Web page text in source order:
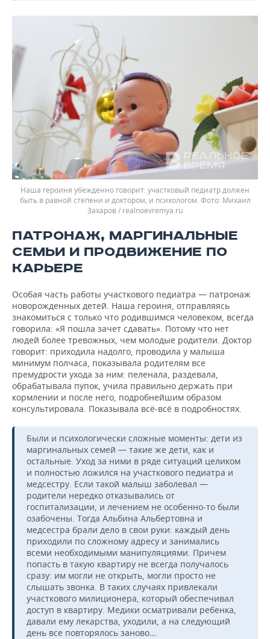
Наша героиня убежденно говорит: участковый педиатр должен
быть в равной степени и доктором, и психологом.
Михаил
Захаров / realnoevremya.ru
ПАТРОНАЖ, МАРГИНАЛЬНЫЕ
СЕМЬИ И ПРОДВИЖЕНИЕ ПО
КАРЬЕРЕ
Особая часть работы участкового педиатра — патронаж
новорожденных детей. Наша героиня, отправляясь
знакомиться с только что родившимся человеком, всегда
говорила: «Я пошла зачет сдавать». Потому что нет
людей более тревожных, чем молодые родители. Доктор
говорит: приходила надолго, проводила у малыша
минимум полчаса, показывала родителям все
премудрости ухода за ним: пеленала, раздевала,
обрабатывала пупок, учила правильно держать при
кормлении и после него, подробнейшим образом
консультировала. Показывала всё-всё в подробностях.
Были и психологически сложные моменты: дети из
маргинальных семей — такие же дети, как и
остальные. Уход за ними в ряде ситуаций целиком
и полностью ложился на участкового педиатра и
медсестру. Если такой малыш заболевал —
родители нередко отказывались от
госпитализации, и лечением не особенно-то были
озабочены. Тогда Альбина Альбертовна и
медсестра брали дело в свои руки: каждый день
приходили по сложному адресу и занимались
всеми необходимыми манипуляциями. Причем
попасть в такую квартиру не всегда получалось
сразу: им могли не открыть, могли просто не
слышать звонка. В таких случаях привлекали
участкового милиционера, который обеспечивал
доступ в квартиру. Медики осматривали ребенка,
давали ему лекарства, уходили, а на следующий
день все повторялось заново…